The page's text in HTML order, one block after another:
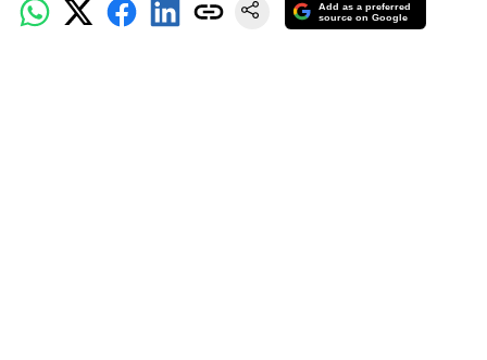
Add as a preferred
source on Google